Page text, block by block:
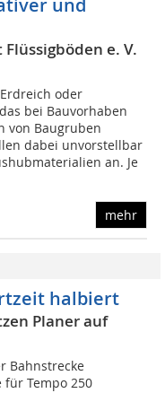
und
e. V.
oder
bei Bauvorhaben
von Baugruben
dabei unvorstellbar
an. Je
mehr
halbiert
Planer auf
Bahnstrecke
für Tempo 250